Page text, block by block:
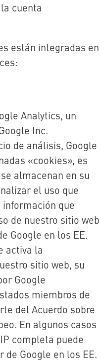
cuenta
están integradas en
Analytics, un
Inc.
de análisis, Google
«cookies», es
almacenan en su
el uso que
que
de nuestro sitio web
Google en los EE.
activa la
sitio web, su
Google
miembros de
del Acuerdo sobre
En algunos casos
completa puede
Google en los EE.